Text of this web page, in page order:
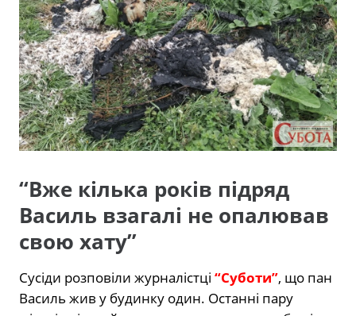
“Вже кілька років підряд
Василь взагалі не опалював
свою хату”
Сусіди розповіли журналістці “Суботи”, що пан
Василь жив у будинку один. Останні пару